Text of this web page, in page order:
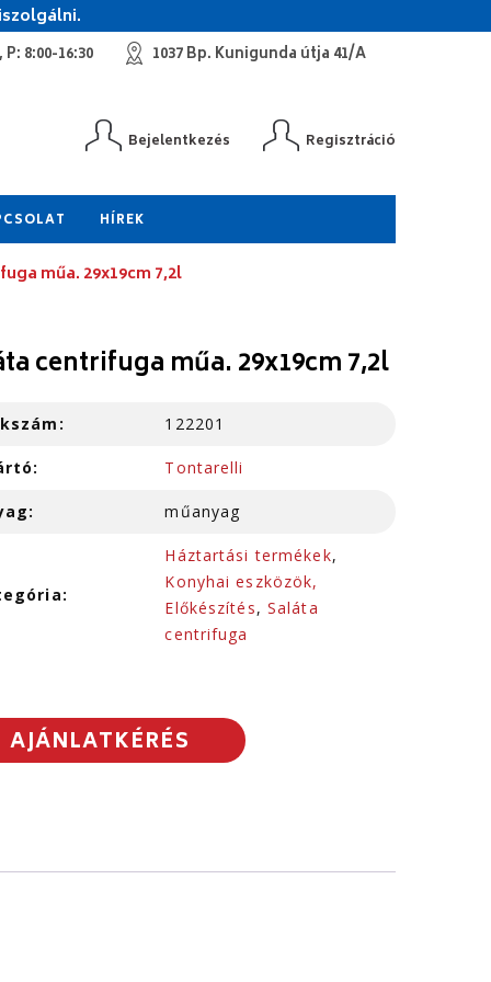
8:00-16:30 1037 Bp. Kunigunda útja 41/A
Bejelentkezés Regisztráció
HÍREK
műa. 29x19cm 7,2l
centrifuga műa. 29x19cm 7,2l
122201
Tontarelli
műanyag
Háztartási termékek,
Konyhai eszközök,
Előkészítés, Saláta
centrifuga
AJÁNLATKÉRÉS